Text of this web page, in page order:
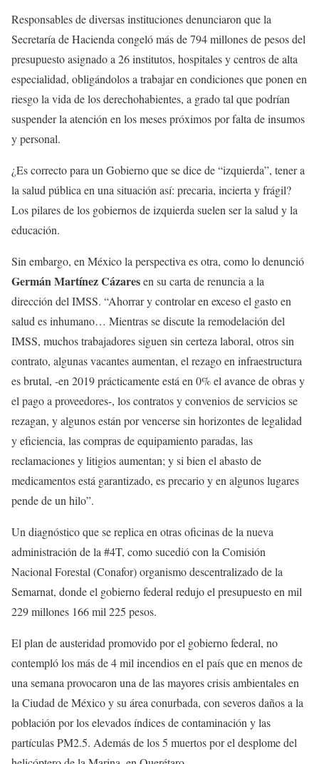
Responsables de diversas instituciones denunciaron que la
Secretaría de Hacienda congeló más de 794 millones de pesos del
presupuesto asignado a 26 institutos, hospitales y centros de alta
especialidad, obligándolos a trabajar en condiciones que ponen en
riesgo la vida de los derechohabientes, a grado tal que podrían
suspender la atención en los meses próximos por falta de insumos
y personal.
¿Es correcto para un Gobierno que se dice de “izquierda”, tener a
la salud pública en una situación así: precaria, incierta y frágil?
Los pilares de los gobiernos de izquierda suelen ser la salud y la
educación.
Sin embargo, en México la perspectiva es otra, como lo denunció
Germán Martínez Cázaresen su carta de renuncia a la
dirección del IMSS. “Ahorrar y controlar en exceso el gasto en
salud es inhumano… Mientras se discute la remodelación del
IMSS, muchos trabajadores siguen sin certeza laboral, otros sin
contrato, algunas vacantes aumentan, el rezago en infraestructura
es brutal, -en 2019 prácticamente está en 0% el avance de obras y
el pago a proveedores-, los contratos y convenios de servicios se
rezagan, y algunos están por vencerse sin horizontes de legalidad
y eficiencia, las compras de equipamiento paradas, las
reclamaciones y litigios aumentan; y si bien el abasto de
medicamentos está garantizado, es precario y en algunos lugares
pende de un hilo”.
Un diagnóstico que se replica en otras oficinas de la nueva
administración de la #4T, como sucedió con la Comisión
Nacional Forestal (Conafor) organismo descentralizado de la
Semarnat, donde el gobierno federal redujo el presupuesto en mil
229 millones 166 mil 225 pesos.
El plan de austeridad promovido por el gobierno federal, no
contempló los más de 4 mil incendios en el país que en menos de
una semana provocaron una de las mayores crisis ambientales en
la Ciudad de México y su área conurbada, con severos daños a la
población por los elevados índices de contaminación y las
partículas PM2.5. Además de los 5 muertos por el desplome del